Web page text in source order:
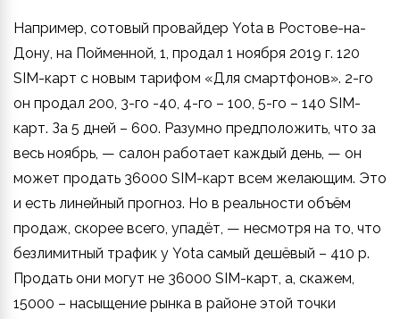
Например, сотовый провайдер Yota в Ростове-на-
Дону, на Пойменной, 1, продал 1 ноября 2019 г. 120
SIM-карт с новым тарифом «Для смартфонов». 2-го
он продал 200, 3-го -40, 4-го – 100, 5-го – 140 SIM-
карт. За 5 дней – 600. Разумно предположить, что за
весь ноябрь, — салон работает каждый день, — он
может продать 36000 SIM-карт всем желающим. Это
и есть линейный прогноз. Но в реальности объём
продаж, скорее всего, упадёт, — несмотря на то, что
безлимитный трафик у Yota самый дешёвый – 410 р.
Продать они могут не 36000 SIM-карт, а, скажем,
15000 – насыщение рынка в районе этой точки